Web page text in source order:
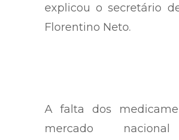
explicou o secretário
Florentino Neto.
A falta dos
mercado